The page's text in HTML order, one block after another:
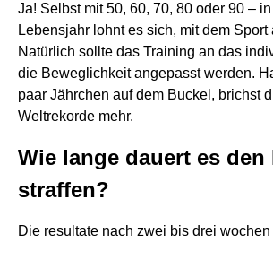
Ja! Selbst mit 50, 60, 70, 80 oder 90 –
Lebensjahr lohnt es sich, mit dem Sport
Natürlich sollte das Training an das
die Beweglichkeit angepasst werden.
paar Jährchen auf dem Buckel, brichst
Weltrekorde mehr.
Wie lange dauert es den
straffen?
Die resultate nach zwei bis drei